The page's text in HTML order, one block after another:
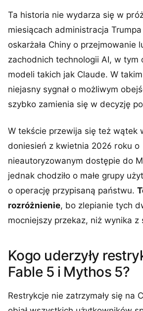
Ta historia nie wydarza się w
miesiącach administracja
oskarżała Chiny o przejmowanie
zachodnich technologii AI, w tym
modeli takich jak Claude. W
niejasny sygnał o możliwym
szybko zamienia się w decyzję
W tekście przewija się też wątek
doniesień z kwietnia 2026 roku o
nieautoryzowanym dostępie do
jednak chodziło o małe grupy
o operację przypisaną państwu.
rozróżnienie, bo zlepianie tych
mocniejszy przekaz, niż wynika z
Kogo uderzyły
Fable 5 i Mythos 5?
Restrykcje nie zatrzymały się na